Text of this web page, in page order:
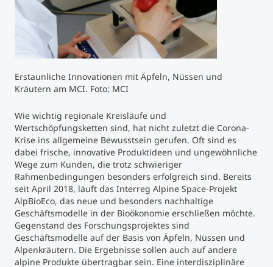
Studienberatung
Executive Education Finder
Erstaunliche Innovationen mit Äpfeln, Nüssen und
Kräutern am MCI. Foto: MCI
Wie wichtig regionale Kreisläufe und
Wertschöpfungsketten sind, hat nicht zuletzt die Corona-
Krise ins allgemeine Bewusstsein gerufen. Oft sind es
dabei frische, innovative Produktideen und ungewöhnliche
Wege zum Kunden, die trotz schwieriger
Rahmenbedingungen besonders erfolgreich sind. Bereits
seit April 2018, läuft das Interreg Alpine Space-Projekt
AlpBioEco, das neue und besonders nachhaltige
Geschäftsmodelle in der Bioökonomie erschließen möchte.
Gegenstand des Forschungsprojektes sind
Geschäftsmodelle auf der Basis von Äpfeln, Nüssen und
Alpenkräutern. Die Ergebnisse sollen auch auf andere
alpine Produkte übertragbar sein. Eine interdisziplinäre